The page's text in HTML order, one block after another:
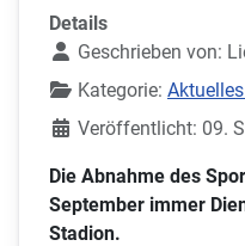
Details
Geschrieben von:
Kategorie:
Veröffentlicht: 09.
Die Abnahme des
September immer
Stadion.